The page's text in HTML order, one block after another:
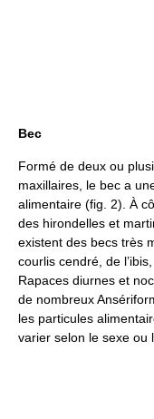
Bec
Formé de deux ou
maxillaires, le bec a
alimentaire (fig. 2). À
des hirondelles et
existent des becs très
courlis cendré, de
Rapaces diurnes et
de nombreux
les particules
varier selon le sexe ou